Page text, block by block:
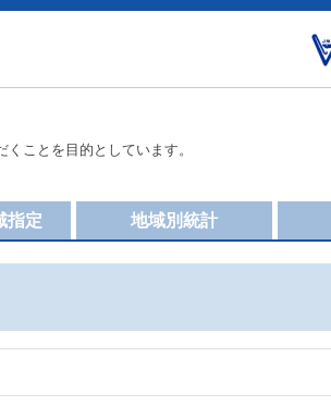
ことを目的としています。
地域別統計
指定